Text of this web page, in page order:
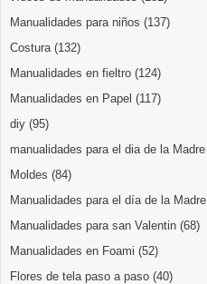
Manualidades para niños (137)
Costura (132)
Manualidades en fieltro (124)
Manualidades en Papel (117)
diy (95)
manualidades para el dia de la Madre
Moldes (84)
Manualidades para el día de la Madre
Manualidades para san Valentin (68)
Manualidades en Foami (52)
Flores de tela paso a paso (40)